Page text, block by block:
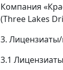
Компания
(Three Lakes
3.
3.1